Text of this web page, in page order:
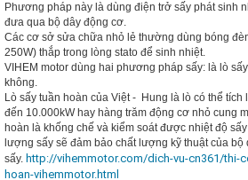
Phương pháp này là dùng điện trở sấy phát sinh
đưa qua bộ dây động cơ.
Các cơ sở sửa chữa nhỏ lẻ thường dùng bóng
250W) thắp trong lòng stato để sinh nhiệt.
VIHEM motor dùng hai phương pháp sấy: là lò
không.
Lò sấy tuần hoàn của Việt - Hung là lò có thể
đến 10.000kW hay hàng trăm động cơ nhỏ cung
hoàn là khống chế và kiểm soát được nhiệt độ
lượng sấy sẽ đảm bảo chất lượng kỹ thuật của
sấy. http://vihemmotor.com/dich-vu-cn361/thi-
hoan-vihemmotor.html